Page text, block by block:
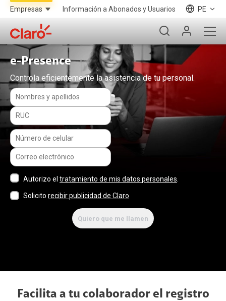
Información a Abonados y Usuarios PE
e-Presence
Controla eficientemente la asistencia de tu personal.
Autorizo el tratamiento de mis datos personales
Solicito recibir publicidad de Claro
Facilita a tu colaborador el registro